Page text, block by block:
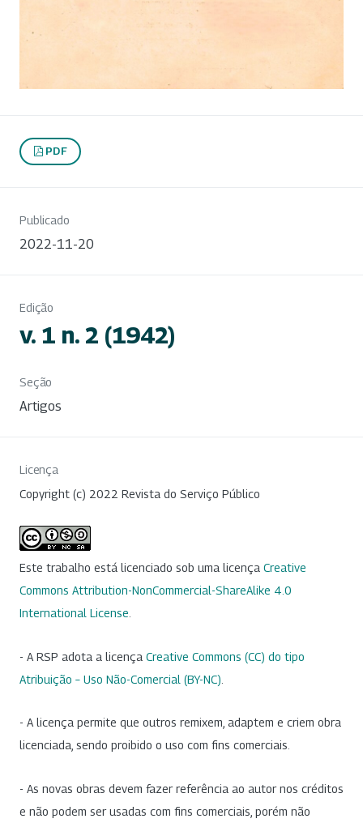
PDF
Publicado
2022-11-20
Edição
v. 1 n. 2 (1942)
Seção
Artigos
Licença
Copyright (c) 2022 Revista do Serviço Público
Este trabalho está licenciado sob uma licença Creative
Commons Attribution-NonCommercial-ShareAlike 4.0
International License
- A RSP adota a licença Creative Commons (CC) do tipo
Atribuição – Uso Não-Comercial (BY-NC)
- A licença permite que outros remixem, adaptem e criem obra
licenciada, sendo proibido o uso com fins comerciais.
- As novas obras devem fazer referência ao autor nos créditos
e não podem ser usadas com fins comerciais, porém não